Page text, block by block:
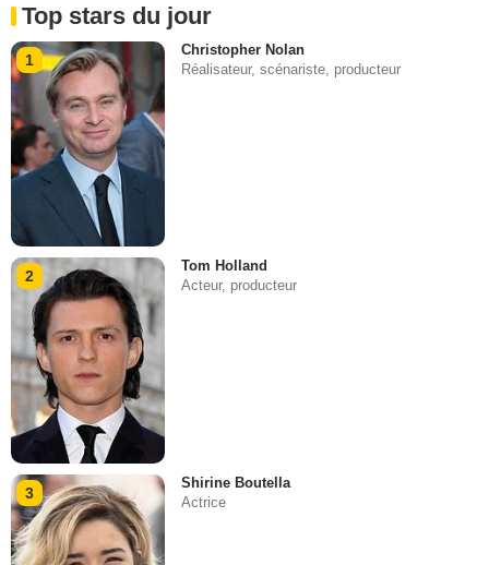
Top stars du jour
1
Christopher Nolan
Réalisateur, scénariste, producteur
2
Tom Holland
Acteur, producteur
3
Shirine Boutella
Actrice